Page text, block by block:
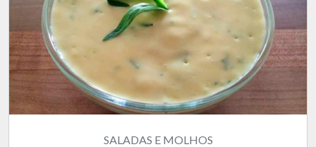
SALADAS E MOLHOS